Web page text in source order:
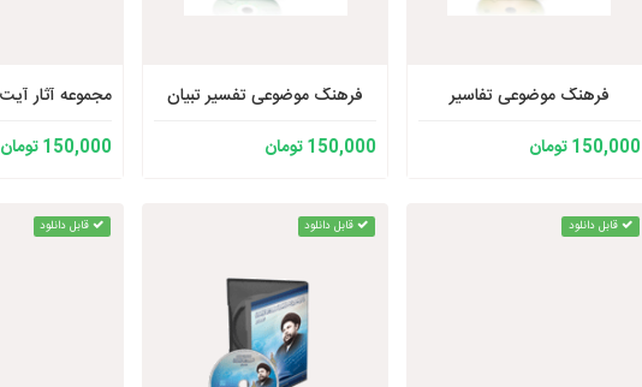
فرهنگ موضوعی تفاسیر
150,000 تومان
فرهنگ موضوعی تفسیر تبیان
150,000 تومان
مجموعه آثار
150,000 تومان
قابل دانلود قابل دانلود قابل دانلود